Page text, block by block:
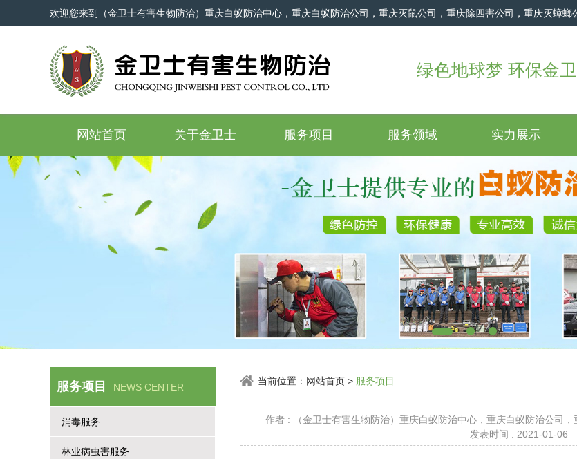
欢迎您来到（金卫士有害生物防治）重庆白蚁防治中心，重庆白蚁防治公司，重庆灭鼠公司，重庆除四害公司，重庆灭蟑螂
绿色地球梦 环保金
网站首页 关于金卫士 服务项目 服务领域 实力展示
服务项目 NEWS CENTER
消毒服务
林业病虫害服务
当前位置： 网站首页 > 服务项目
作者 : （金卫士有害生物防治）重庆白蚁防治中心，重庆白蚁防治公司
发表时间 : 2021-01-06